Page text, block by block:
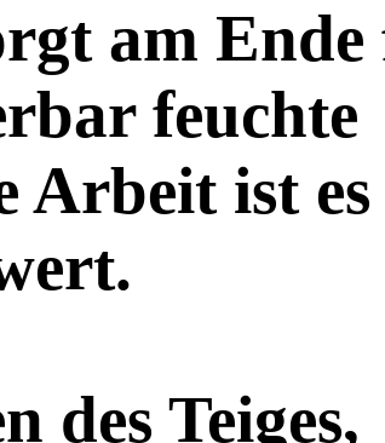
am
feuchte
Arbeit ist
des Teiges,